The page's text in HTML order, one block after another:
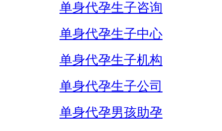
单身代孕生子咨询
单身代孕生子中心
单身代孕生子机构
单身代孕生子公司
单身代孕男孩助孕